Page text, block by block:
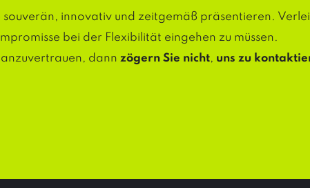
innovativ und zeitgemäß präsentieren.
bei der Flexibilität eingehen zu müssen.
dann zögern Sie nicht, uns zu